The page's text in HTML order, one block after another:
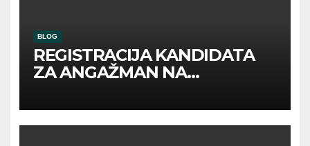
BLOG
REGISTRACIJA KANDIDATA
ZA ANGAŽMAN NA